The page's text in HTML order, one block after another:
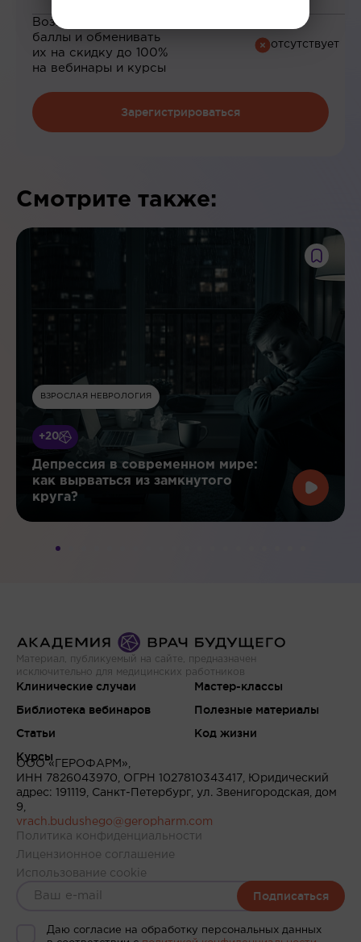
Возможность зарабатывать
баллы и обменивать
их на скидку до 100%
на вебинары и курсы
Зарегистрироваться
Смотрите также:
ВЗРОСЛАЯ НЕВРОЛОГИЯ
+20
Депрессия в современном мире:
как вырваться из замкнутого
круга?
Материал, публикуемый на сайте, предназначен
исключительно для медицинских работников
Клинические случаи
Библиотека вебинаров
Статьи
Курсы
Мастер-классы
Полезные материалы
Код жизни
ООО «ГЕРОФАРМ»,
ИНН 7826043970, ОГРН 1027810343417, Юридический
адрес: 191119, Санкт-Петербург, ул. Звенигородская, дом
9,
vrach.budushego@geropharm.com
Политика конфиденциальности
Лицензионное соглашение
Использование cookie
Подписаться
Даю согласие на обработку персональных данных